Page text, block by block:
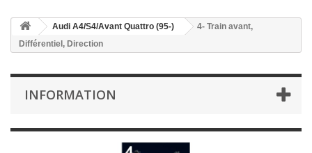
Audi A4/S4/Avant Quattro (95-)
4- Train avant,
Différentiel, Direction
INFORMATION